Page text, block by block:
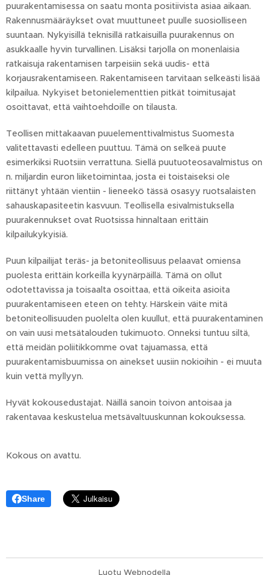
puurakentamisessa on saatu monta positiivista asiaa aikaan.
Rakennusmääräykset ovat muuttuneet puulle suosiolliseen
suuntaan. Nykyisillä teknisillä ratkaisuilla puurakennus on
asukkaalle hyvin turvallinen. Lisäksi tarjolla on monenlaisia
ratkaisuja rakentamisen tarpeisiin sekä uudis- että
korjausrakentamiseen. Rakentamiseen tarvitaan selkeästi lisää
kilpailua. Nykyiset betonielementtien pitkät toimitusajat
osoittavat, että vaihtoehdoille on tilausta.
Teollisen mittakaavan puuelementtivalmistus Suomesta
valitettavasti edelleen puuttuu. Tämä on selkeä puute
esimerkiksi Ruotsiin verrattuna. Siellä puutuoteosavalmistus on
n. miljardin euron liiketoimintaa, josta ei toistaiseksi ole
riittänyt yhtään vientiin - lieneekö tässä osasyy ruotsalaisten
sahauskapasiteetin kasvuun. Teollisella esivalmistuksella
puurakennukset ovat Ruotsissa hinnaltaan erittäin
kilpailukykyisiä.
Puun kilpailijat teräs- ja betoniteollisuus pelaavat omiensa
puolesta erittäin korkeilla kyynärpäillä. Tämä on ollut
odotettavissa ja toisaalta osoittaa, että oikeita asioita
puurakentamiseen eteen on tehty. Härskein väite mitä
betoniteollisuuden puolelta olen kuullut, että puurakentaminen
on vain uusi metsätalouden tukimuoto. Onneksi tuntuu siltä,
että meidän poliitikkomme ovat tajuamassa, että
puurakentamisbuumissa on ainekset uusiin nokioihin - ei muuta
kuin vettä myllyyn.
Hyvät kokousedustajat. Näillä sanoin toivon antoisaa ja
rakentavaa keskustelua metsävaltuuskunnan kokouksessa.
Kokous on avattu.
Share
Luotu Webnodella